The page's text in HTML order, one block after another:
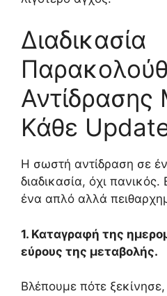
Διαδικασία
Κάθε
Η σωστή αντίδραση σε
διαδικασία, όχι
ένα απλό αλλά
1. Καταγραφή της
εύρους της μεταβολής.
Βλέπουμε πότε ξεκίνησε,